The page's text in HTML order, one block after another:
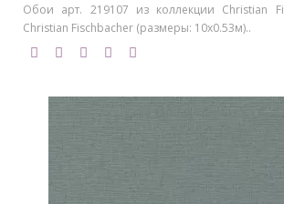
Обои арт. 219107 из коллекции Christian
Christian Fischbacher (размеры: 10х0.53м)..